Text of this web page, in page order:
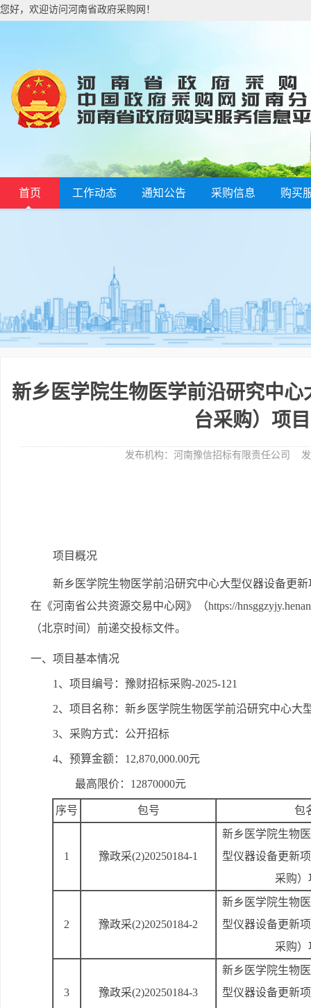
您好，欢迎访问河南省政府采购网！
首页 工作动态 通知公告 采购信息 购买
新乡医学院生物医学前沿研究中
台采购）项
发布机构： 河南豫信招标有限责任公司 发
项目概况
新乡医学院生物医学前沿研究中心大型仪器设备更
在 《河南省公共资源交易中心网》（https://
（北京时间）前递交投标文件。
一、项目基本情况
1、项目编号：豫财招标采购-2025-121
2、项目名称：新乡医学院生物医学前沿研究中心大
3、采购方式：公开招标
4、预算金额：12,870,000.00元
最高限价：12870000元
序号 包号 包
1 豫政采(2)20250184-1
新乡医学院生物
型仪器设备更新
采购）
2 豫政采(2)20250184-2
新乡医学院生物
型仪器设备更新
采购）
3 豫政采(2)20250184-3
新乡医学院生物
型仪器设备更新